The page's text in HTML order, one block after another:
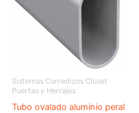
Sistemas Corredizos Closet
Puertas y Herrajes
Tubo ovalado aluminio peral